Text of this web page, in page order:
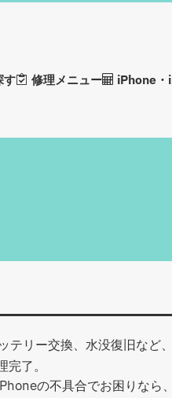
す 修理メニュー iPhone・
リー交換、水没復旧など、
了。
の不具合でお困りなら、